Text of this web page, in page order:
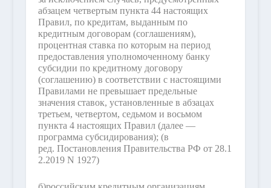
абзацем четвертым пункта 44 настоящих
Правил, по кредитам, выданным по
кредитным договорам (соглашениям),
процентная ставка по которым на период
предоставления уполномоченному банку
субсидии по кредитному договору
(соглашению) в соответствии с настоящими
Правилами не превышает предельные
значения ставок, установленные в абзацах
третьем, четвертом, седьмом и восьмом
пункта 4 настоящих Правил (далее —
программа субсидирования); (в
ред. Постановления Правительства РФ от 28.1
2.2019 N 1927)